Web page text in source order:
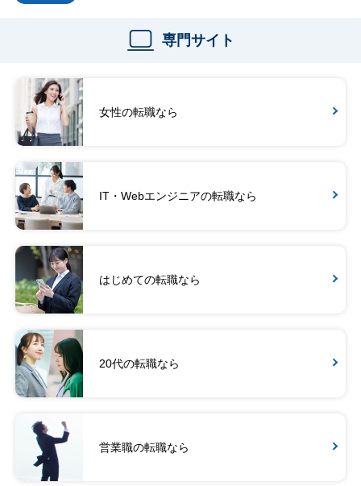
専門サイト
女性の転職なら
IT・Webエンジニアの転職なら
はじめての転職なら
20代の転職なら
営業職の転職なら